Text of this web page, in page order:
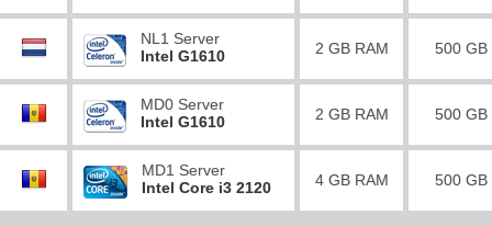
NL1 Server
Intel G1610
2 GB RAM 500 GB
MD0 Server
Intel G1610
2 GB RAM 500 GB
MD1 Server
Intel Core i3 2120
4 GB RAM 500 GB